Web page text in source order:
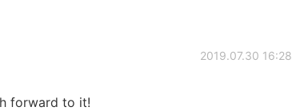
2019.07.30 16:28
forward to it!